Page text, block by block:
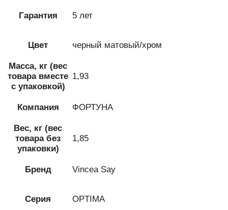
Гарантия 5 лет
Цвет черный матовый/хром
Масса, кг (вес
товара вместе
с упаковкой)
1,93
Компания ФОРТУНА
Вес, кг (вес
товара без
упаковки)
1,85
Бренд Vincea Say
Серия OPTIMA